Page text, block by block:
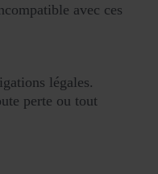
avec ces
légales.
perte ou tout